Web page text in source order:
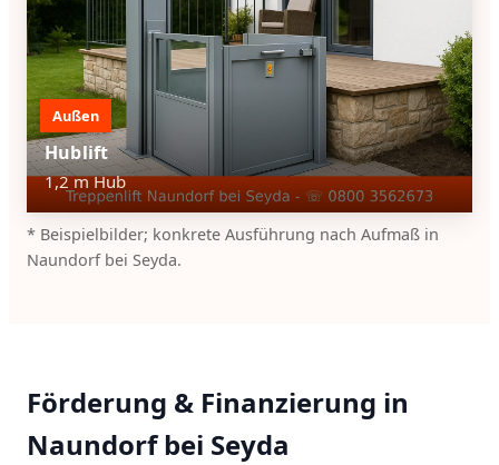
Außen
Hublift
1,2 m Hub
* Beispielbilder; konkrete Ausführung nach Aufmaß in
Naundorf bei Seyda.
Förderung & Finanzierung in
Naundorf bei Seyda